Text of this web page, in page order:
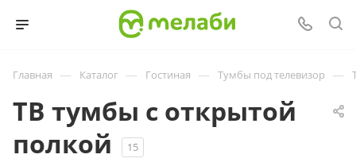
Главная — Каталог — Гостиная — Тумбы под телевизор —
ТВ тумбы с открытой
полкой
15